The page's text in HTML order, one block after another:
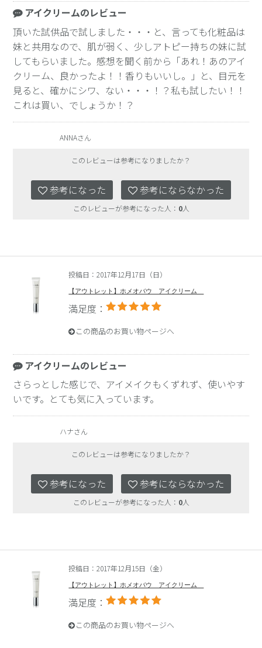
アイクリームのレビュー
頂いた試供品で試しました・・・と、言っても化粧品は
妹と共用なので、肌が弱く、少しアトピー持ちの妹に試
してもらいました。感想を聞く前から「あれ！あのアイ
クリーム、良かったよ！！香りもいいし。」と、目元を
見ると、確かにシワ、ない・・・！？私も試したい！！
これは買い、でしょうか！？
ANNAさん
このレビューは参考になりましたか？
参考になった 参考にならなかった
このレビューが参考になった人： 0人
投稿日：2017年12月17日（日）
【アウトレット】ホメオバウ アイクリーム
満足度：
この商品のお買い物ページへ
アイクリームのレビュー
さらっとした感じで、アイメイクもくずれず、使いやす
いです。とても気に入っています。
ハナさん
このレビューは参考になりましたか？
参考になった 参考にならなかった
このレビューが参考になった人： 0人
投稿日：2017年12月15日（金）
【アウトレット】ホメオバウ アイクリーム
満足度：
この商品のお買い物ページへ